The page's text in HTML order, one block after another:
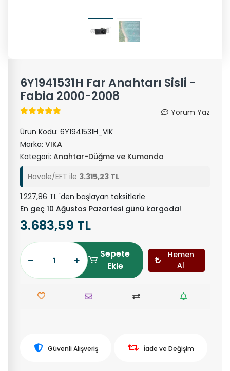
6Y1941531H Far Anahtarı Sisli -
Fabia 2000-2008
Yorum Yaz
Ürün Kodu: 6Y1941531H_VIK
Marka: VIKA
Kategori: Anahtar-Düğme ve Kumanda
Havale/EFT ile 3.315,23 TL
1.227,86 TL 'den başlayan taksitlerle
En geç 10 Ağustos Pazartesi günü kargoda!
3.683,59 TL
Sepete
Ekle
Hemen
Al
Güvenli Alışveriş İade ve Değişim